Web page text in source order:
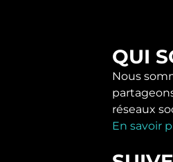
QUI
Nous
réseaux
En savoir